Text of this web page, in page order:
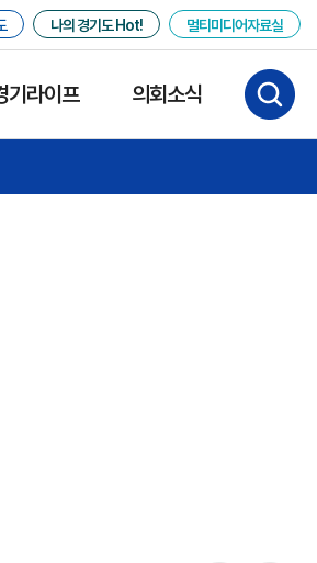
나의 경기도 Hot! 멀티미디어자료실
기라이프 의회소식